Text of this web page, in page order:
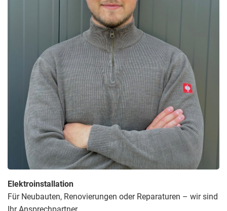
Elektroinstallation
Für Neubauten, Renovierungen oder Reparaturen – wir sind